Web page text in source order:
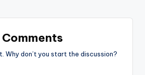
Comments
Why don’t you start the discussion?